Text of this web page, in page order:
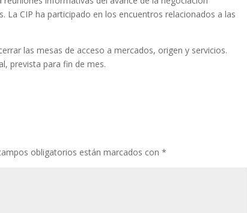
CIP ha participado en los encuentros relacionados a las
las mesas de acceso a mercados, origen y servicios.
prevista para fin de mes.
obligatorios están marcados con*